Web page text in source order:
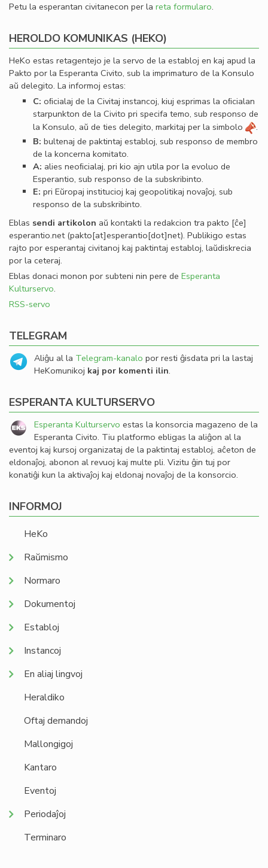
Petu la esperantan civitanecon per la reta formularo.
HEROLDO KOMUNIKAS (HEKO)
HeKo estas retagentejo je la servo de la establoj en kaj apud la
Pakto por la Esperanta Civito, sub la imprimaturo de la Konsulo
aŭ delegito. La informoj estas:
C: oﬁcialaj de la Civitaj instancoj, kiuj esprimas la oﬁcialan
starpunkton de la Civito pri specifa temo, sub responso de
la Konsulo, aŭ de ties delegito, markitaj per la simbolo
.
B: bultenaj de paktintaj establoj, sub responso de membro
de la koncerna komitato.
A: alies neoﬁcialaj, pri kio ajn utila por la evoluo de
Esperantio, sub responso de la subskribinto.
E: pri Eŭropaj institucioj kaj geopolitikaj novaĵoj, sub
responso de la subskribinto.
Eblas sendi artikolon aŭ kontakti la redakcion tra pakto [ĉe]
esperantio.net(pakto[at]esperantio[dot]net). Publikigo estas
rajto por esperantaj civitanoj kaj paktintaj establoj, laŭdiskrecia
por la ceteraj.
Eblas donaci monon por subteni nin pere de Esperanta
Kulturservo.
RSS-servo
TELEGRAM
Aliĝu al la Telegram-kanalo por resti ĝisdata pri la lastaj
HeKomunikoj kaj por komenti ilin.
ESPERANTA KULTURSERVO
Esperanta Kulturservo estas la konsorcia magazeno de la
Esperanta Civito. Tiu platformo ebligas la aliĝon al la
eventoj kaj kursoj organizataj de la paktintaj establoj, aĉeton de
eldonaĵoj, abonon al revuoj kaj multe pli. Vizitu ĝin tuj por
konatiĝi kun la aktivaĵoj kaj eldonaj novaĵoj de la konsorcio.
INFORMOJ
HeKo
Raŭmismo
Normaro
Dokumentoj
Establoj
Instancoj
En aliaj lingvoj
Heraldiko
Oftaj demandoj
Mallongigoj
Kantaro
Eventoj
Periodaĵoj
Terminaro